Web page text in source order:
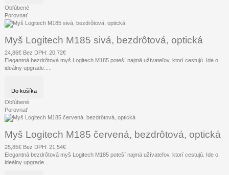
Obľúbené
Porovnať
Myš Logitech M185 sivá, bezdrôtová, optická
24,86€ Bez DPH: 20,72€
Elegantná bezdrôtová myš Logitech M185 poteší najmä užívateľov, ktorí cestujú. Ide o
ideálny upgrade.....
Do košíka
Obľúbené
Porovnať
Myš Logitech M185 červená, bezdrôtová, optická
25,85€ Bez DPH: 21,54€
Elegantná bezdrôtová myš Logitech M185 poteší najmä užívateľov, ktorí cestujú. Ide o
ideálny upgrade.....